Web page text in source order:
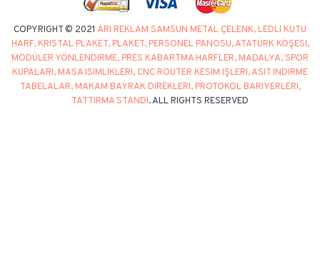
COPYRIGHT © 2021 ARI REKLAM SAMSUN METAL ÇELENK, LEDLI KUTU
HARF, KRISTAL PLAKET, PLAKET, PERSONEL PANOSU, ATATÜRK KÖŞESI,
MODÜLER YÖNLENDIRME, PRES KABARTMA HARFLER, MADALYA, SPOR
KUPALARI, MASA ISIMLIKLERI, CNC ROUTER KESIM IŞLERI, ASIT INDIRME
TABELALAR, MAKAM BAYRAK DIREKLERI, PROTOKOL BARIYERLERI,
TATTIRMA STANDI. ALL RIGHTS RESERVED